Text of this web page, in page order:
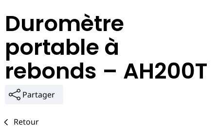
Duromètre
portable à
rebonds – AH200T
Partager
Retour